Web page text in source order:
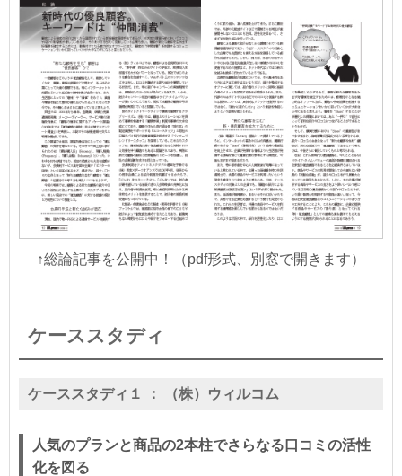
↑総論記事を公開中！（pdf形式、別窓で開きます）
ケーススタディ
ケーススタディ１ ： （株）ウィルコム
人気のプランと商品の2本柱でさらなる口コミの活性
化を図る